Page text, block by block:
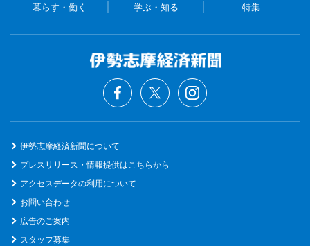
暮らす・働く 学ぶ・知る 特集
伊勢志摩経済新聞について
プレスリリース・情報提供はこちらから
アクセスデータの利用について
お問い合わせ
広告のご案内
スタッフ募集